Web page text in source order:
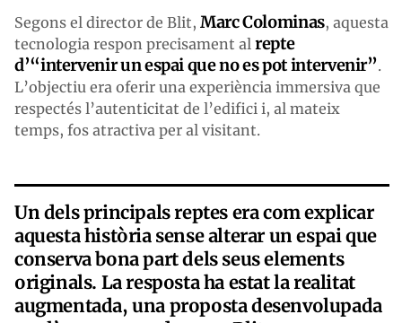
Segons el director de Blit, Marc Colominas, aquesta
tecnologia respon precisament al repte
d’“intervenir un espai que no es pot intervenir”.
L’objectiu era oferir una experiència immersiva que
respectés l’autenticitat de l’edifici i, al mateix
temps, fos atractiva per al visitant.
Un dels principals reptes era com explicar
aquesta història sense alterar un espai que
conserva bona part dels seus elements
originals. La resposta ha estat la realitat
augmentada, una proposta desenvolupada